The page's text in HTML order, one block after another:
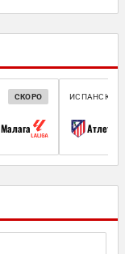
СКОРО
Малага
ИСПАНСКАЯ